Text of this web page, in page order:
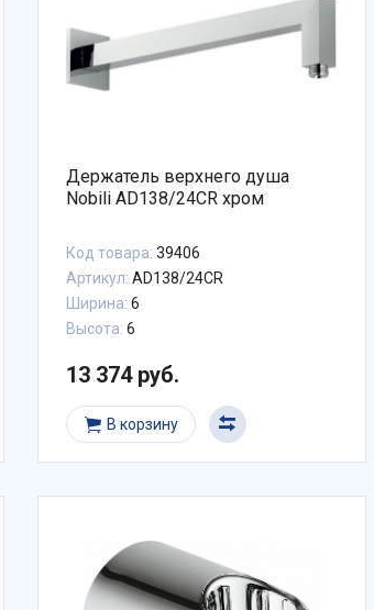
Держатель верхнего душа
Nobili AD138/24CR хром
Код товара: 39406
Артикул: AD138/24CR
Ширина: 6
Высота: 6
13 374 руб.
В корзину